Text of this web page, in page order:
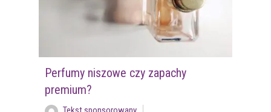
Perfumy niszowe czy zapachy
premium?